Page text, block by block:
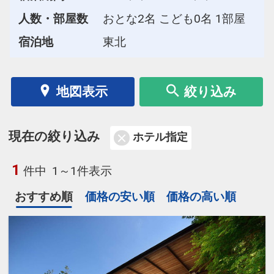
人数・部屋数
おとな2名 こども0名 1部屋
宿泊地
東北
地図表示 絞り込み
現在の絞り込み ホテル指定
1 件中 1～1件表示
おすすめ順
価格の安い順 価格の高い順